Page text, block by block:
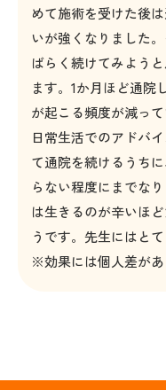
めて施術を受けた後
いが強くなりました
ばらく続けてみよう
ます。1か月ほど通院
が起こる頻度が減っ
日常生活でのアドバ
て通院を続けるうち
らない程度にまでな
は生きるのが辛いほ
うです。先生にはと
※効果には個人差が